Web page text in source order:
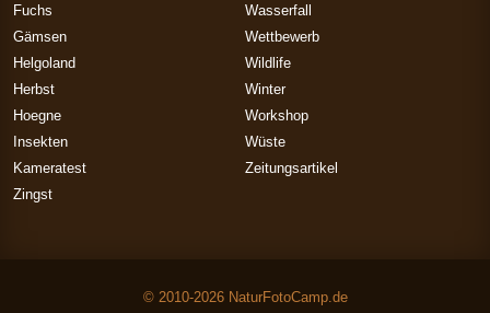
Fuchs
Gämsen
Helgoland
Herbst
Hoegne
Insekten
Kameratest
Wasserfall
Wettbewerb
Wildlife
Winter
Workshop
Wüste
Zeitungsartikel
Zingst
© 2010-2026 NaturFotoCamp.de